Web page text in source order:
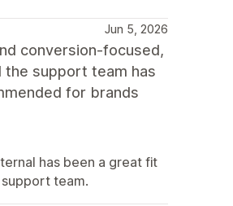
Jun 5, 2026
conversion-focused,
the support team has
for brands
has been a great fit
team.